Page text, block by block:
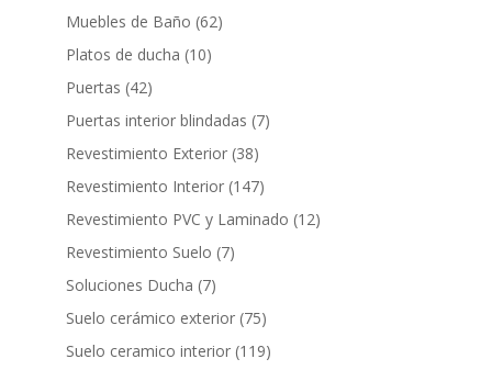
productos
Muebles de Baño 6262
Platos de ducha 1010
Puertas 4242
productos
Puertas interior blindadas 77
Revestimiento Exterior 3838
productos
Revestimiento Interior 147147
productos
Revestimiento PVC y Laminado 1212
Revestimiento Suelo 77
Soluciones Ducha 77
productos
Suelo cerámico exterior 7575
productos
Suelo ceramico interior 119119